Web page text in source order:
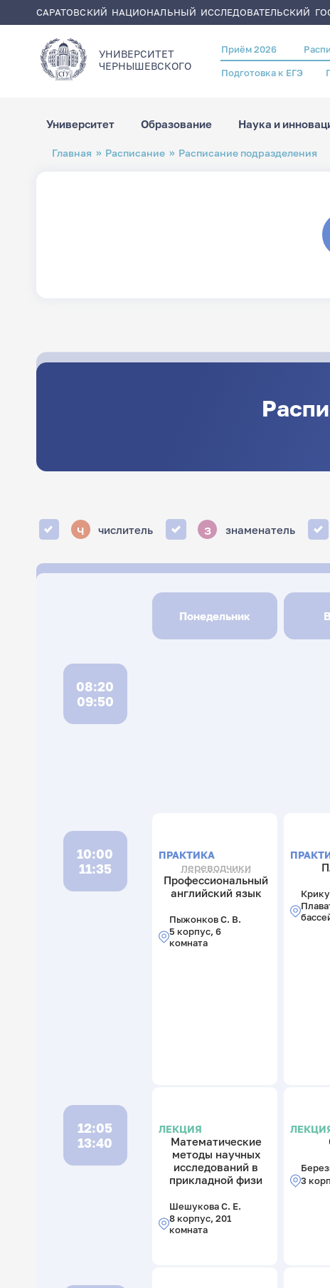
САРАТОВСКИЙ НАЦИОНАЛЬНЫЙ ИССЛЕДОВАТЕЛЬСКИЙ
УНИВЕРСИТЕТ
ЧЕРНЫШЕВСКОГO
Header
menu
Приём 2026
Подготовка к ЕГЭ
Университет Образование Наука и
Строка
навигации
Главная Расписание Расписание подразделения
ч числитель з знаменатель
Понедельник
08:20
09:50
10:00
11:35
ПРАКТИКА
переводчики
Профессиональный
английский язык
Пыжонков С. В.
5 корпус, 6
комната
12:05
13:40
ЛЕКЦИЯ
Математические
методы научных
исследований в
прикладной физи
Шешукова С. Е.
8 корпус, 201
комната
3